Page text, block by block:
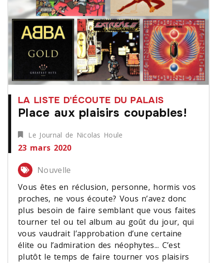
LA LISTE D'ÉCOUTE DU PALAIS
Place aux plaisirs coupables!
Le Journal de Nicolas Houle
23 mars 2020
Nouvelle
Vous êtes en réclusion, personne, hormis vos
proches, ne vous écoute? Vous n’avez donc
plus besoin de faire semblant que vous faites
tourner tel ou tel album au goût du jour, qui
vous vaudrait l’approbation d’une certaine
élite ou l’admiration des néophytes... C’est
plutôt le temps de faire tourner vos plaisirs